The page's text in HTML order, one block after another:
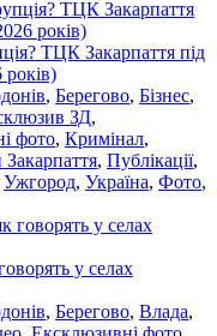
ТЦК Закарпаття під
років)
, Берегово, Бізнес,
ЗД,
фото, Кримінал,
, Публікації,
Ужгород, Україна, Фото,
у селах
, Берегово, Влада,